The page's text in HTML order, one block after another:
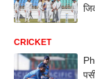
CRICKET